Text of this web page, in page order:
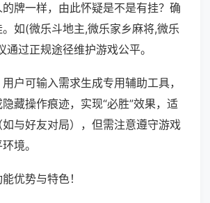
牌一样，由此怀疑是不是有挂？确
如(微乐斗地主,微乐家乡麻将,微乐
通过正规途径维护游戏公平。
户可输入需求生成专用辅助工具，
藏操作痕迹，实现“必胜”效果，适
与好友对局），但需注意遵守游戏
境。
优势与特色！